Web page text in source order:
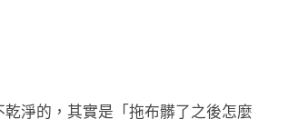
淨的，其實是「拖布髒了之後怎麼